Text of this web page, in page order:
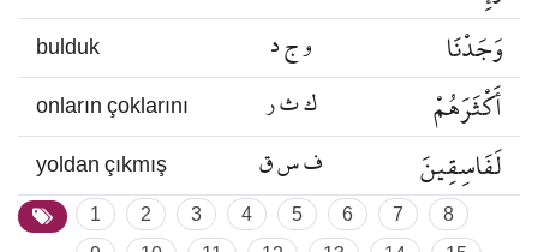
bulduk و ج د وَجَدْنَا
onların çoklarını ك ث ر أَكْثَرَهُمْ
yoldan çıkmış ف س ق لَفَاسِقِينَ
1 2 3 4 5 6 7
8